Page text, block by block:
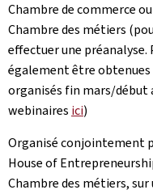
Chambre de commerce
Chambre des métiers
effectuer une
également être
organisés fin mars/début
webinaires ici)
Organisé conjointement
House of
Chambre des métiers,